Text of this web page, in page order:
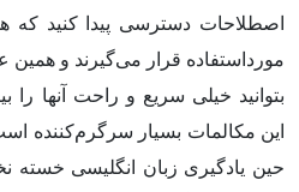
اصطلاحات دسترسی پیدا کنید که
مورداستفاده قرار می‌گیرند و
بتوانید خیلی سریع و راحت آنها را
این مکالمات بسیار سرگرم‌کننده
حین یادگیری زبان انگلیسی خسته